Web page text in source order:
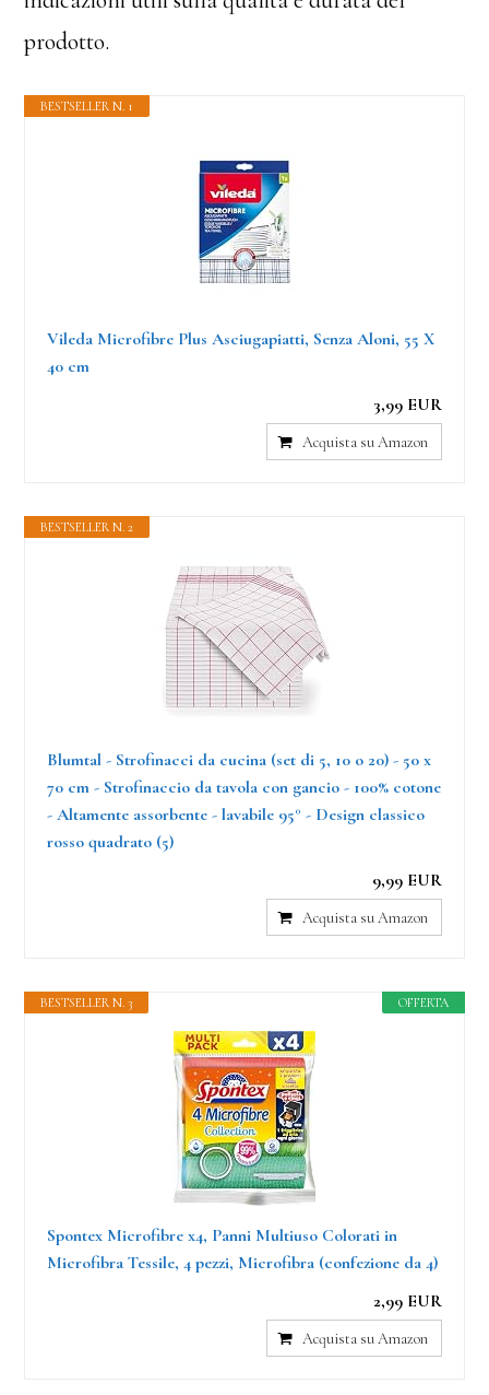
prodotto.
BESTSELLER N. 1
Vileda Microfibre Plus Asciugapiatti, Senza Aloni, 55 X
40 cm
3,99 EUR
Acquista su Amazon
BESTSELLER N. 2
Blumtal - Strofinacci da cucina (set di 5, 10 o 20) - 50 x
70 cm - Strofinaccio da tavola con gancio - 100% cotone
- Altamente assorbente - lavabile 95° - Design classico
rosso quadrato (5)
9,99 EUR
Acquista su Amazon
OFFERTA
BESTSELLER N. 3
Spontex Microfibre x4, Panni Multiuso Colorati in
Microfibra Tessile, 4 pezzi, Microfibra (confezione da 4)
2,99 EUR
Acquista su Amazon